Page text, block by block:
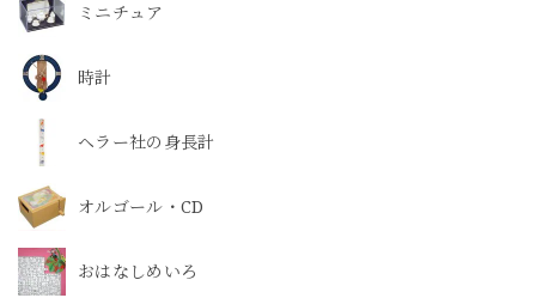
ミニチュア
時計
ヘラー社の身長計
オルゴール・CD
おはなしめいろ